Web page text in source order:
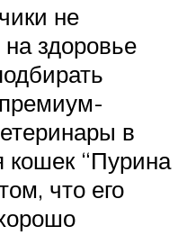
не
здоровье
в
кошек “Пурина
что его